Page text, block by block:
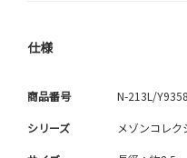
仕様
商品番号 N-213L/
シリーズ メゾンコレ